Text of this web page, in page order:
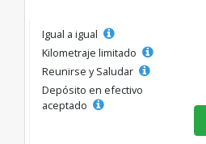
Igual a igual
Kilometraje limitado
Reunirse y Saludar
Depósito en efectivo
aceptado